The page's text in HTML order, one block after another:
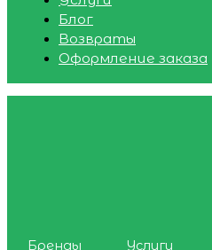
Блог
Возвраты
Оформление заказа
Бренды Услуги